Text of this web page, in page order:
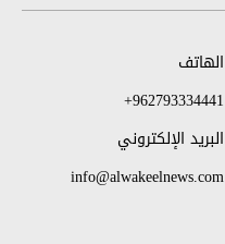
الهاتف
+962793334441
البريد الإلكتروني
info@alwakeelnews.com